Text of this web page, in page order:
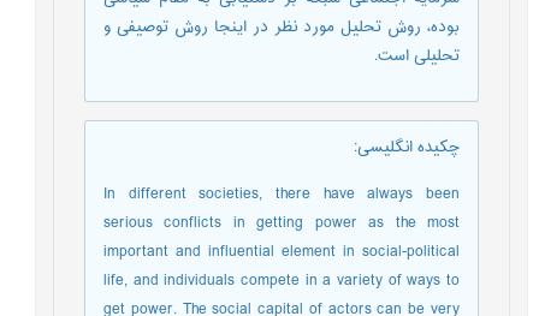
بوده، روش تحلیل مورد نظر در اینجا روش توصیفی و
تحلیلی است.
چکیده انگلیسی:
In different societies, there have always been
serious conflicts in getting power as the most
important and influential element in social-political
life, and individuals compete in a variety of ways to
get power. The social capital of actors can be very